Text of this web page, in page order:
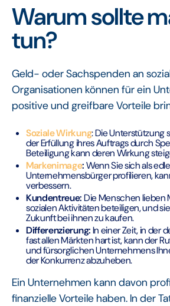
Warum sollte
tun?
Geld- oder Sachspenden an
Organisationen können für ein
positive und greifbare Vorteile
Soziale Wirkung: Die Unterstützung
der Erfüllung ihres Auftrags durch
Beteiligung kann deren Wirkung
Markenimage:Wenn Sie sich als
Unternehmensbürger profilieren,
verbessern.
Kundentreue:Die Menschen lieben
sozialen Aktivitäten beteiligen, und
Zukunft bei ihnen zu kaufen.
Differenzierung:In einer Zeit, in der
fast allen Märkten hart ist, kann der
und fürsorglichen Unternehmens
der Konkurrenz abzuheben.
Ein Unternehmen kann davon
finanzielle Vorteile haben. In der